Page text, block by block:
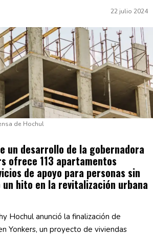
22 julio 2024
de Hochul
un desarrollo de la gobernadora
ofrece 113 apartamentos
de apoyo para personas sin
un hito en la revitalización urbana
Hochul anunció la finalización de
Yonkers, un proyecto de viviendas